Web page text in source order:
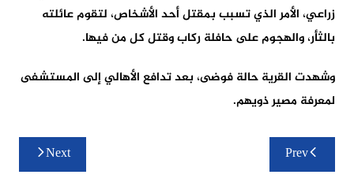
زراعي، الأمر الذي تسبب بمقتل أحد الأشخاص، لتقوم عائلته
بالثأر، والهجوم على حافلة ركاب وقتل كل من فيها.
وشهدت القرية حالة فوضى، بعد تدافع الأهالي إلى المستشفى
لمعرفة مصير ذويهم.
تصفّح
المقالات
Prev
Next